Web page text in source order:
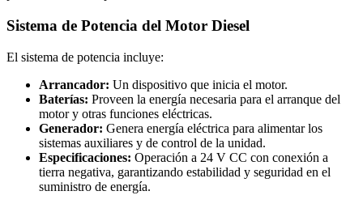
Sistema de Potencia del Motor Diesel
El sistema de potencia incluye:
Arrancador: Un dispositivo que inicia el motor.
Baterías: Proveen la energía necesaria para el arranque del
motor y otras funciones eléctricas.
Generador: Genera energía eléctrica para alimentar los
sistemas auxiliares y de control de la unidad.
Especificaciones: Operación a 24 V CC con conexión a
tierra negativa, garantizando estabilidad y seguridad en el
suministro de energía.